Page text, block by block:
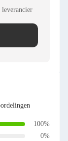
leverancier
100%
0%